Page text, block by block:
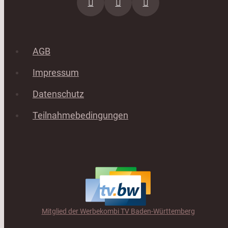
AGB
Impressum
Datenschutz
Teilnahmebedingungen
Mitglied der Werbekombi TV Baden-Württemberg